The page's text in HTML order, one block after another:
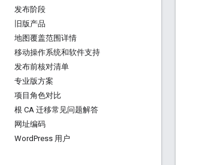
发布阶段
旧版产品
地图覆盖范围详情
移动操作系统和软件支持
发布前核对清单
专业版方案
项目角色对比
根 CA 迁移常见问题解答
网址编码
WordPress 用户